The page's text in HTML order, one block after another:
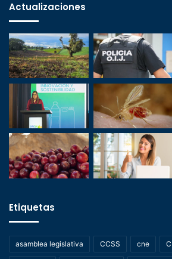
Actualizaciones
Etiquetas
asamblea legislativa CCSS cne